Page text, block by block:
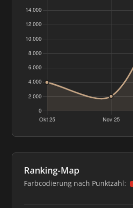
Ranking-Map
Farbcodierung nach Punktzahl: